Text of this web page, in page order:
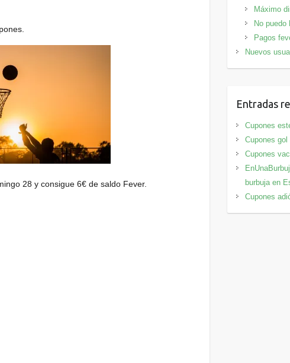
28 y consigue 6€ de saldo Fever.
Máximo
No
Pagos
Nuevos
Entradas
Cupones
Cupones gol
Cupones
burbuja en
Cupones